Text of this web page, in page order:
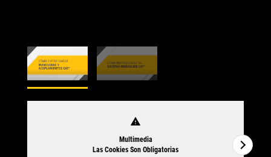
warning
Multimedia
Las Cookies Son Obligatorias